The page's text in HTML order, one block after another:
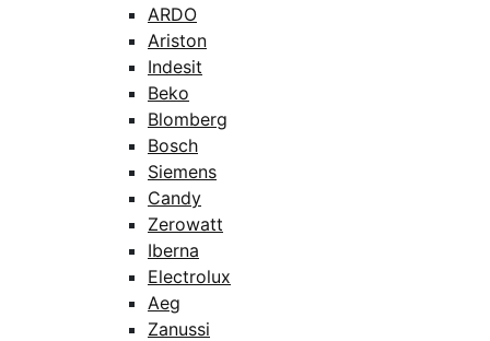
ARDO
Ariston
Indesit
Beko
Blomberg
Bosch
Siemens
Candy
Zerowatt
Iberna
Electrolux
Aeg
Zanussi